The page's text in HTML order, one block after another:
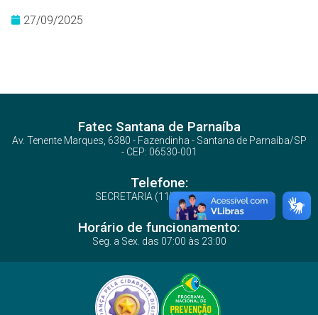
27/09/2025
Fatec Santana de Parnaíba
Av. Tenente Marques, 6380 - Fazendinha - Santana de Parnaíba/SP
- CEP: 06530-001
Telefone:
SECRETARIA (11) 2424-2757
Horário de funcionamento:
Seg. a Sex. das 07:00 às 23:00